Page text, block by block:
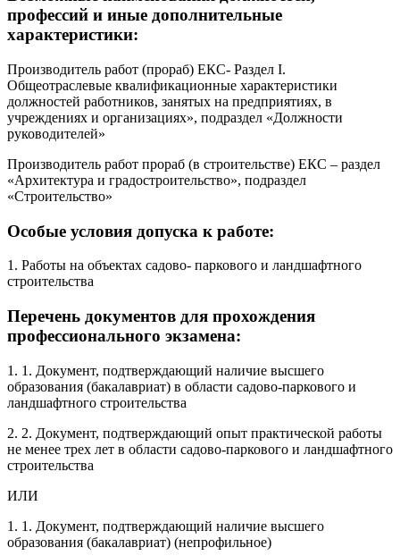
профессий и иные дополнительные
характеристики:
Производитель работ (прораб) ЕКС- Раздел I.
Общеотраслевые квалификационные характеристики
должностей работников, занятых на предприятиях, в
учреждениях и организациях», подраздел «Должности
руководителей»
Производитель работ прораб (в строительстве) ЕКС – раздел
«Архитектура и градостроительство», подраздел
«Строительство»
Особые условия допуска к работе:
1. Работы на объектах садово- паркового и ландшафтного
строительства
Перечень документов для прохождения
профессионального экзамена:
1. 1. Документ, подтверждающий наличие высшего
образования (бакалавриат) в области садово-паркового и
ландшафтного строительства
2. 2. Документ, подтверждающий опыт практической работы
не менее трех лет в области садово-паркового и ландшафтного
строительства
ИЛИ
1. 1. Документ, подтверждающий наличие высшего
образования (бакалавриат) (непрофильное)